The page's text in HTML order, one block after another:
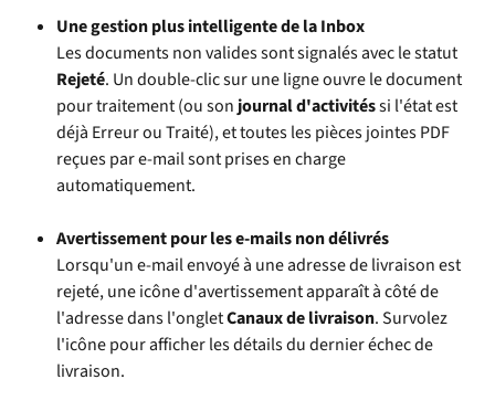
Une gestion plus intelligente de la Inbox
Les documents non valides sont signalés avec le statut
Rejeté. Un double-clic sur une ligne ouvre le document
pour traitement (ou son journal d'activités si l'état est
déjà Erreur ou Traité), et toutes les pièces jointes PDF
reçues par e-mail sont prises en charge
automatiquement.
Avertissement pour les e-mails non délivrés
Lorsqu'un e-mail envoyé à une adresse de livraison est
rejeté, une icône d'avertissement apparaît à côté de
l'adresse dans l'onglet Canaux de livraison. Survolez
l'icône pour afficher les détails du dernier échec de
livraison.